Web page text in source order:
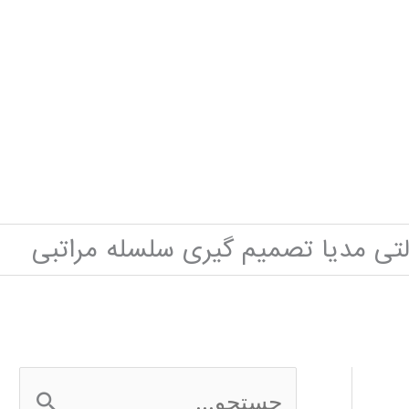
مدیا تصمیم گیری سلسله مراتبی